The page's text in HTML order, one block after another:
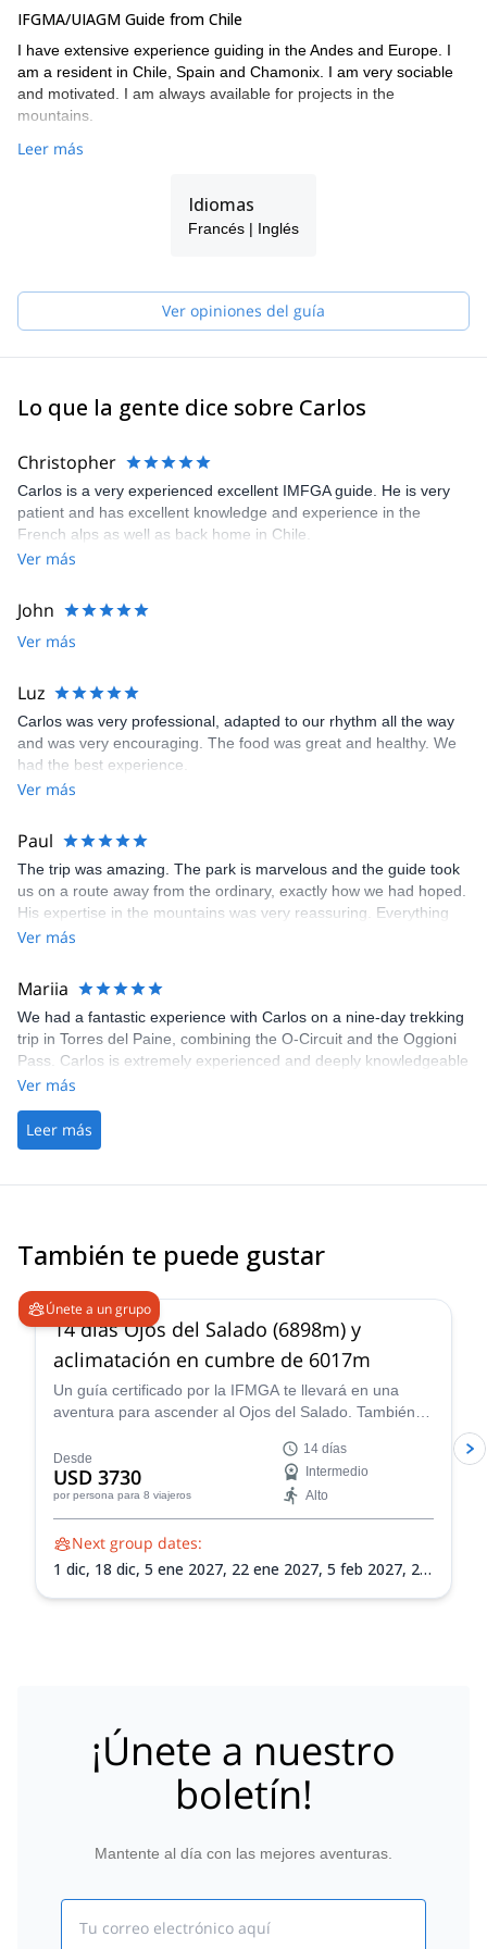
IFGMA/UIAGM Guide from Chile
I have extensive experience guiding in the Andes and Europe. I
am a resident in Chile, Spain and Chamonix. I am very sociable
and motivated. I am always available for projects in the
mountains.
Leer más
Idiomas
Francés | Inglés
Ver opiniones del guía
Lo que la gente dice sobre Carlos
Christopher
Carlos is a very experienced excellent IMFGA guide. He is very
patient and has excellent knowledge and experience in the
French alps as well as back home in Chile.
Ver más
John
Ver más
Luz
Carlos was very professional, adapted to our rhythm all the way
and was very encouraging. The food was great and healthy. We
had the best experience.
Ver más
Paul
The trip was amazing. The park is marvelous and the guide took
us on a route away from the ordinary, exactly how we had hoped.
His expertise in the mountains was very reassuring. Everything
was taken care of, all we needed was our personal belongings
Ver más
Mariia
We had a fantastic experience with Carlos on a nine-day trekking
trip in Torres del Paine, combining the O-Circuit and the Oggioni
Pass. Carlos is extremely experienced and deeply knowledgeable
about the area, and he and his team went above and beyond to
incredibly beautiful, and this route showcased a stunning variety
of landscapes and natural wonders. We can’t recommend this
Ver más
Leer más
También te puede gustar
Únete a un grupo
14 días Ojos del Salado (6898m) y
aclimatación en cumbre de 6017m
Un guía certificado por la IFMGA te llevará en una
aventura para ascender al Ojos del Salado. También
San Francisco para aclimatación.
Desde
USD 3730
por persona para 8 viajeros
14 días
Intermedio
Alto
Next group dates:
1 dic, 18 dic, 5 ene 2027, 22 ene 2027, 5 feb 2027, 21
¡Únete a nuestro
boletín!
Mantente al día con las mejores aventuras.